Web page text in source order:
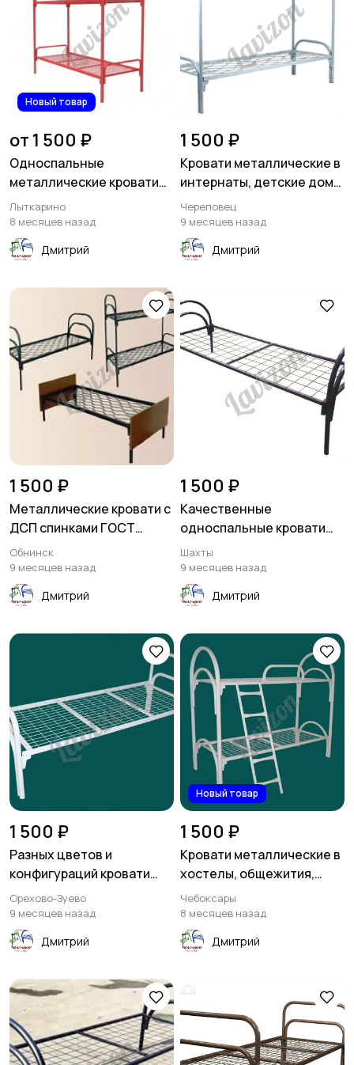
Новый товар
от 1 500 ₽
Односпальные
металлические кровати
для дома
Лыткарино
8 месяцев назад
Дмитрий
1 500 ₽
Кровати металлические в
интернаты, детские дома
и детские сады
Череповец
9 месяцев назад
Дмитрий
1 500 ₽
Металлические кровати с
ДСП спинками ГОСТ
образца
Обнинск
9 месяцев назад
Дмитрий
1 500 ₽
Качественные
односпальные кровати
металлические
Шахты
9 месяцев назад
Дмитрий
1 500 ₽
Разных цветов и
конфигураций кровати
металлические
Орехово-Зуево
9 месяцев назад
Дмитрий
Новый товар
1 500 ₽
Кровати металлические в
хостелы, общежития,
интернаты
Чебоксары
8 месяцев назад
Дмитрий